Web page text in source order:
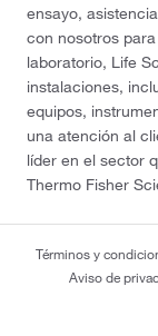
ensayo,
con nosotros
laboratorio, Life
instalaciones,
equipos,
una atención al
líder en el sector
Thermo Fisher
Términos y
Aviso de